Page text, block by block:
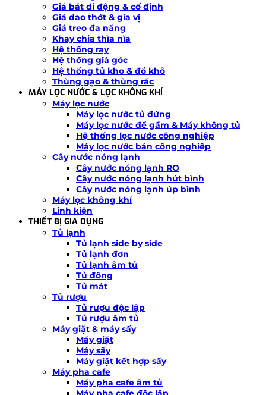
Giá bát di động & cố định
Giá dao thớt & gia vị
Giá treo đa năng
Khay chia thìa nĩa
Hệ thống ray
Hệ thống giá góc
Hệ thống tủ kho & đồ khô
Thùng gạo & thùng rác
MÁY LỌC NƯỚC & LỌC KHÔNG KHÍ
Máy lọc nước
Máy lọc nước tủ đứng
Máy lọc nước để gầm & Máy không tủ
Hệ thống lọc nước công nghiệp
Máy lọc nước bán công nghiệp
Cây nước nóng lạnh
Cây nước nóng lạnh RO
Cây nước nóng lạnh hút bình
Cây nước nóng lạnh úp bình
Máy lọc không khí
Linh kiện
THIẾT BỊ GIA DỤNG
Tủ lạnh
Tủ lạnh side by side
Tủ lạnh đơn
Tủ lạnh âm tủ
Tủ đông
Tủ mát
Tủ rượu
Tủ rượu độc lập
Tủ rượu âm tủ
Máy giặt & máy sấy
Máy giặt
Máy sấy
Máy giặt kết hợp sấy
Máy pha cafe
Máy pha cafe âm tủ